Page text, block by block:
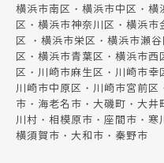
横浜市南区・横浜市中区・
区・横浜市神奈川区・横浜
区 ・横浜市栄区・横浜市瀬
区・横浜市青葉区・横浜市
区・川崎市麻生区・川崎市幸
川崎市中原区・川崎市宮前
市・海老名市・大磯町・大
川村・相模原市・座間市・寒
横須賀市・大和市・秦野市